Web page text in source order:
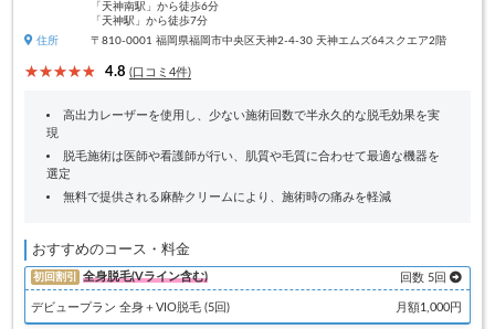
「天神南駅」から徒歩6分
「天神駅」から徒歩7分
住所
〒810-0001 福岡県福岡市中央区天神2-4-30 天神エムズ64スクエア2階
4.8 (口コミ4件)
高出力レーザーを使用し、少ない施術回数で半永久的な脱毛効果を実
現
脱毛施術は医師や看護師が行い、肌質や毛質に合わせて最適な機器を
選定
無料で提供される麻酔クリームにより、施術時の痛みを軽減
おすすめのコース・料金
初回割引 全身脱毛(Vライン含む) 回数 5回
デビュープラン 全身＋VIO脱毛 (5回) 月額1,000円